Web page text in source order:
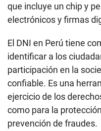
que incluye un chip y
electrónicos y firmas
El DNI en Perú tiene
identificar a los
participación en la
confiable. Es una
ejercicio de los
como para la
prevención de fraudes.